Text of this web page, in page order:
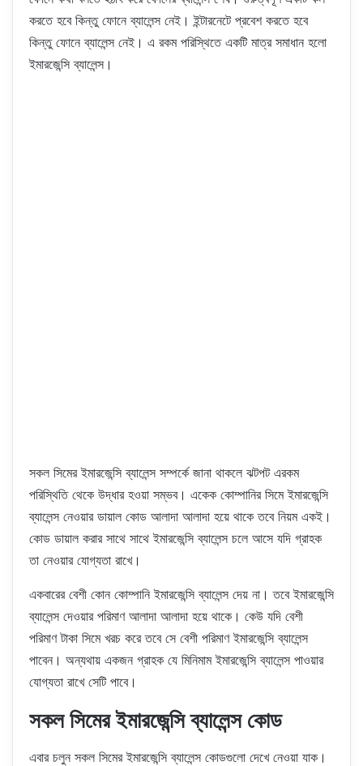
করতে হবে কিন্তু ফোনে ব্যালেন্স নেই। ইন্টারনেটে প্রবেশ করতে হবে
কিন্তু ফোনে ব্যালেন্স নেই। এ রকম পরিস্থিতে একটি মাত্র সমাধান হলো
ইমারজেন্সি ব্যালেন্স।
সকল সিমের ইমারজেন্সি ব্যালেন্স সম্পর্কে জানা থাকলে ঝটপট এরকম
পরিস্থিতি থেকে উদ্ধার হওয়া সম্ভব। একেক কোম্পানির সিমে ইমারজেন্সি
ব্যালেন্স নেওয়ার ডায়াল কোড আলাদা আলাদা হয়ে থাকে তবে নিয়ম একই।
কোড ডায়াল করার সাথে সাথে ইমারজেন্সি ব্যালেন্স চলে আসে যদি গ্রাহক
তা নেওয়ার যোগ্যতা রাখে।
একবারের বেশী কোন কোম্পানি ইমারজেন্সি ব্যালেন্স দেয় না। তবে ইমারজেন্সি
ব্যালেন্স দেওয়ার পরিমাণ আলাদা আলাদা হয়ে থাকে। কেউ যদি বেশী
পরিমাণ টাকা সিমে খরচ করে তবে সে বেশী পরিমাণ ইমারজেন্সি ব্যালেন্স
পাবেন। অন্যথায় একজন গ্রাহক যে মিনিমাম ইমারজেন্সি ব্যালেন্স পাওয়ার
যোগ্যতা রাখে সেটি পাবে।
সকল সিমের ইমারজেন্সি ব্যালেন্স কোড
এবার চলুন সকল সিমের ইমারজেন্সি ব্যালেন্স কোডগুলো দেখে নেওয়া যাক।